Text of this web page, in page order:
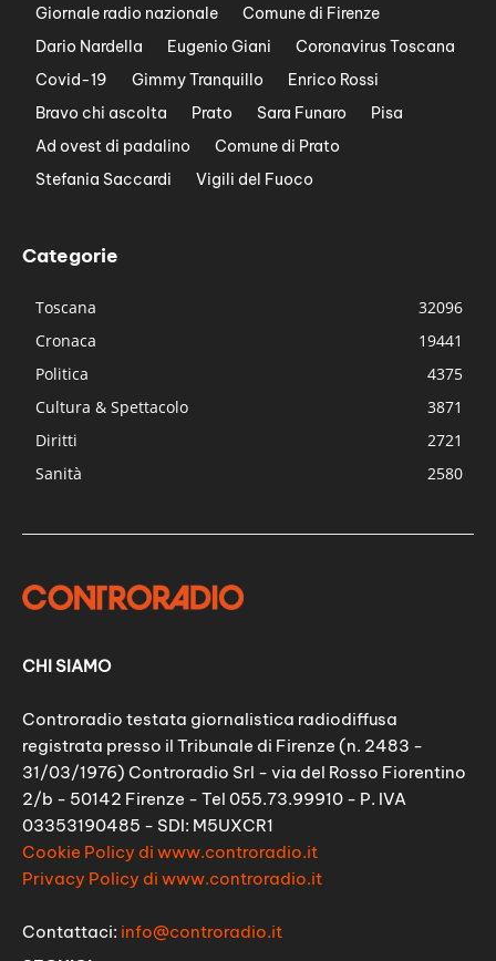
Giornale radio nazionale
Comune di Firenze
Dario Nardella
Eugenio Giani
Coronavirus Toscana
Covid-19
Gimmy Tranquillo
Enrico Rossi
Bravo chi ascolta
Prato Sara Funaro
Pisa
Ad ovest di padalino
Comune di Prato
Stefania Saccardi
Vigili del Fuoco
Categorie
Toscana
32096
Cronaca
19441
Politica
4375
Cultura & Spettacolo
3871
Diritti
2721
Sanità
2580
CHI SIAMO
Controradio testata giornalistica radiodiffusa
registrata presso il Tribunale di Firenze (n. 2483 -
31/03/1976) Controradio Srl - via del Rosso Fiorentino
2/b - 50142 Firenze - Tel 055.73.99910 - P. IVA
03353190485 - SDI: M5UXCR1
Cookie Policy di www.controradio.it
Privacy Policy di www.controradio.it
Contattaci: info@controradio.it